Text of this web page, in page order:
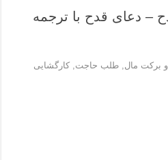
دعای ترس و بی خوابی کودکان
رفع مشکلات و طلب حاجت
– آیه‌ جلب ثروت و برکت مال
چشم زخم – دعای چشم زخم ماشاالله
– دعای قدح با ترجمه
برکت مال ,طلب حاجت ,کارگشایی